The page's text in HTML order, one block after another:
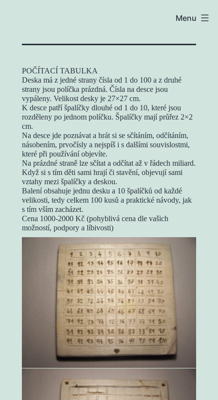
obsahu
Menu
POČÍTACÍ TABULKA
Deska má z jedné strany čísla od 1 do 100 a z druhé
strany jsou políčka prázdná. Čísla na desce jsou
vypáleny. Velikost desky je 27×27 cm.
K desce patří špalíčky dlouhé od 1 do 10, které jsou
rozděleny po jednom políčku. Špalíčky mají průřez 2×2
cm.
Na desce jde poznávat a hrát si se sčítáním, odčítáním,
násobením, prvočísly a nejspíš i s dalšími souvislostmi,
které při používání objevíte.
Na prázdné straně lze sčítat a odčítat až v řádech miliard.
Když si s tím děti sami hrají či stavění, objevují sami
vztahy mezi špalíčky a deskou.
Balení obsahuje jednu desku a 10 špalíčků od každé
velikosti, tedy celkem 100 kusů a praktické návody, jak
s tím vším zacházet.
Cena 1000-2000 Kč (pohyblivá cena dle vašich
možností, podpory a líbivosti)